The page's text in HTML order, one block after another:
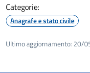
Categorie:
Anagrafe e stato civile
Ultimo aggiornamento: 20/